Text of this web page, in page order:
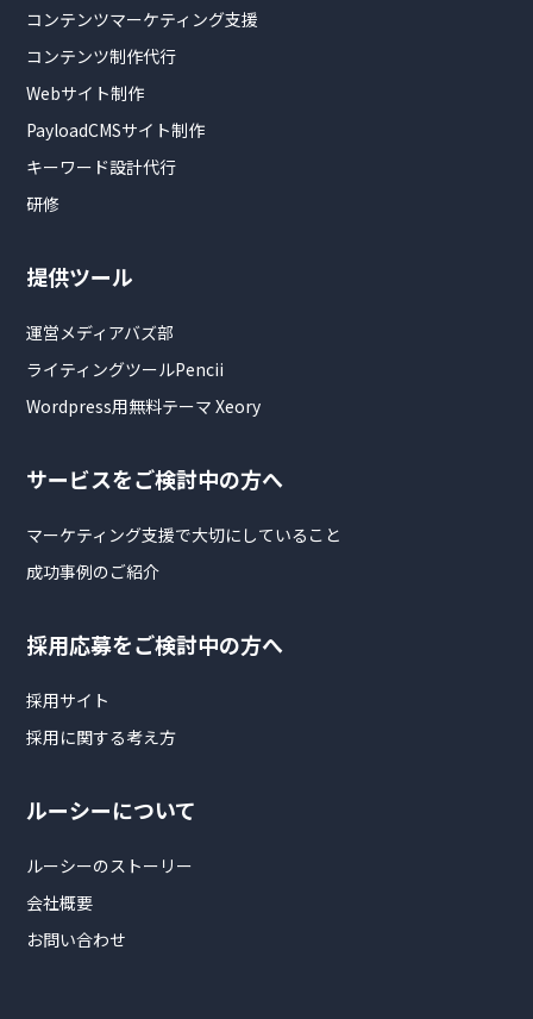
コンテンツマーケティング支援
コンテンツ制作代行
Webサイト制作
PayloadCMSサイト制作
キーワード設計代行
研修
提供ツール
運営メディアバズ部
ライティングツールPencii
Wordpress用無料テーマ Xeory
サービスをご検討中の方へ
マーケティング支援で大切にしていること
成功事例のご紹介
採用応募をご検討中の方へ
採用サイト
採用に関する考え方
ルーシーについて
ルーシーのストーリー
会社概要
お問い合わせ